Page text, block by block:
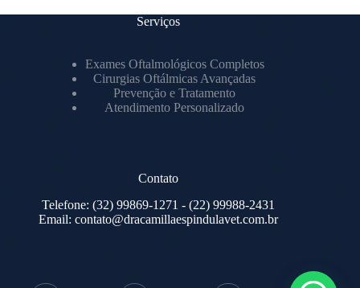
Serviços
Exames Oftalmológicos Completos
Cirurgias Oftálmicas Avançadas
Prevenção e Tratamento
Atendimento Personalizado
Contato
Telefone: (32) 99869-1271 - (22) 99988-2431
Email:contato@dracamillaespindulavet.com.br